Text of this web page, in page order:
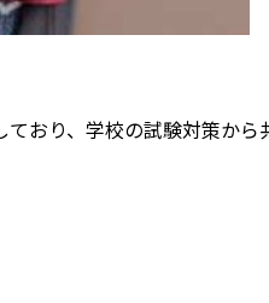
おり、学校の試験対策から